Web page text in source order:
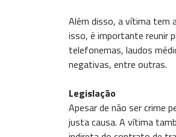
Além disso, a vítima tem
isso, é importante reunir
telefonemas, laudos
negativas, entre outras.
Legislação
Apesar de não ser crime
justa causa. A vítima